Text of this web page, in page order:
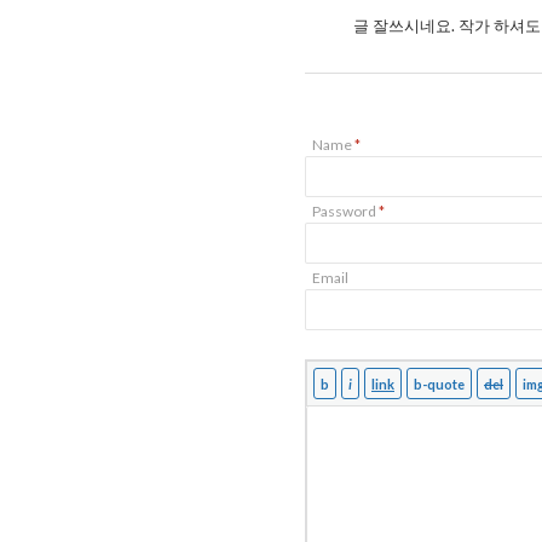
글 잘쓰시네요. 작가 하셔
Name*
Password *
Email